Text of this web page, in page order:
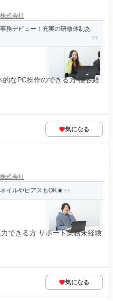
式会社
務デビュー！充実の研修体制あ
なPC操作のできる方 接客経
気になる
式会社
イルやピアスもOK★
できる方 サポート業務未経験
気になる